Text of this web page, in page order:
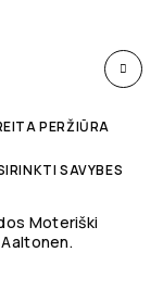
PERŽIŪRA
SAVYBES
Moteriški